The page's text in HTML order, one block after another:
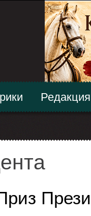
Редакция